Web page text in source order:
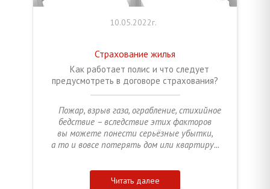
10.05.2022г.
Страхование жилья
Как работает полис и что следует
предусмотреть в договоре страхования?
Пожар, взрыв газа, ограбление, стихийное
бедствие – вследствие этих факторов
вы можете понести серьёзные убытки,
а то и вовсе потерять дом или квартиру...
Читать далее